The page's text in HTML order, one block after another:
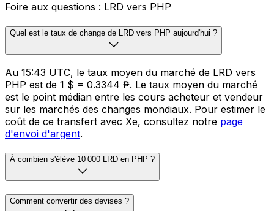
Foire aux questions : LRD vers PHP
Quel est le taux de change de LRD vers PHP aujourd'hui ?
Au 15:43 UTC, le taux moyen du marché de LRD vers
PHP est de 1 $ = 0.3344 ₱. Le taux moyen du marché
est le point médian entre les cours acheteur et vendeur
sur les marchés des changes mondiaux. Pour estimer le
coût de ce transfert avec Xe, consultez notre page
d'envoi d'argent.
À combien s'élève 10 000 LRD en PHP ?
Comment convertir des devises ?